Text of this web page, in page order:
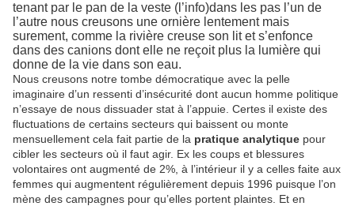
tenant par le pan de la veste (l’info)dans les pas l’un de
l’autre nous creusons une ornière lentement mais
surement, comme la rivière creuse son lit et s’enfonce
dans des canions dont elle ne reçoit plus la lumière qui
donne de la vie dans son eau.
Nous creusons notre tombe démocratique avec la pelle
imaginaire d’un ressenti d’insécurité dont aucun homme politique
n’essaye de nous dissuader stat à l’appuie. Certes il existe des
fluctuations de certains secteurs qui baissent ou monte
mensuellement cela fait partie de la pratique analytique pour
cibler les secteurs où il faut agir. Ex les coups et blessures
volontaires ont augmenté de 2%, à l’intérieur il y a celles faite aux
femmes qui augmentent régulièrement depuis 1996 puisque l’on
mène des campagnes pour qu’elles portent plaintes. Et en